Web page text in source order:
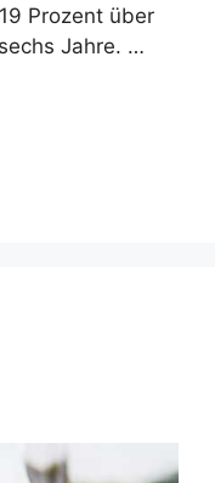
Prozent über
Jahre. …